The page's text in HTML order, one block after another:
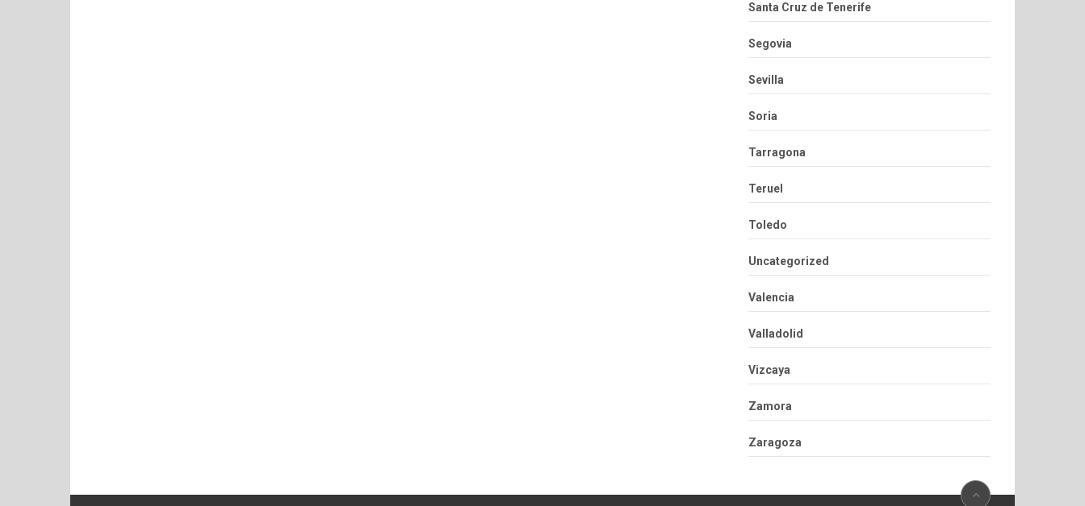
Santa Cruz de Tenerife
Segovia
Sevilla
Soria
Tarragona
Teruel
Toledo
Uncategorized
Valencia
Valladolid
Vizcaya
Zamora
Zaragoza